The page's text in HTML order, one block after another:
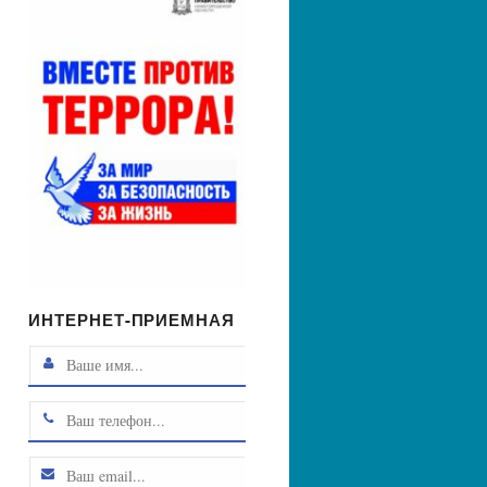
ИНТЕРНЕТ-ПРИЕМНАЯ